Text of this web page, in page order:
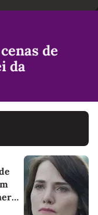
de
da